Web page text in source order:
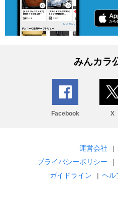
みんカラ
Facebook X
運営会社 |
プライバシーポリシー
|
ガイドライン
| ヘル